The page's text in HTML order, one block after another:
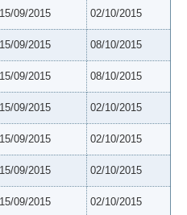
15/09/2015 02/10/2015
15/09/2015 08/10/2015
15/09/2015 08/10/2015
15/09/2015 02/10/2015
15/09/2015 02/10/2015
15/09/2015 02/10/2015
15/09/2015 02/10/2015